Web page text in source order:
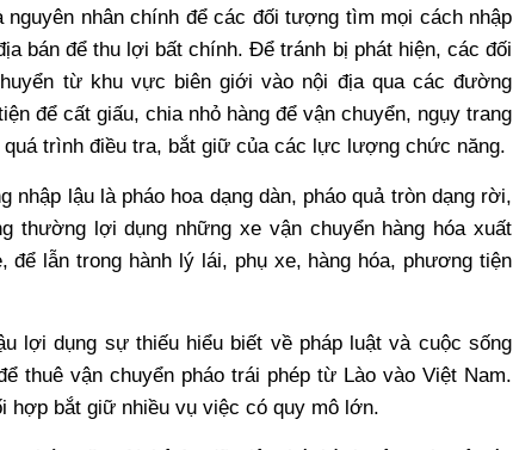
nhân chính để các đối tượng tìm mọi cách nhập
bán để thu lợi bất chính. Để tránh bị phát hiện, các đối
từ khu vực biên giới vào nội địa qua các đường
để cất giấu, chia nhỏ hàng để vận chuyển, ngụy trang
trình điều tra, bắt giữ của các lực lượng chức năng.
lậu là pháo hoa dạng dàn, pháo quả tròn dạng rời,
thường lợi dụng những xe vận chuyển hàng hóa xuất
để lẫn trong hành lý lái, phụ xe, hàng hóa, phương tiện
lợi dụng sự thiếu hiểu biết về pháp luật và cuộc sống
thuê vận chuyển pháo trái phép từ Lào vào Việt Nam.
hợp bắt giữ nhiều vụ việc có quy mô lớn.